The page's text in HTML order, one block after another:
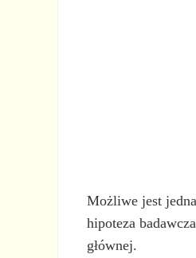
Możliwe jest
hipoteza
głównej.